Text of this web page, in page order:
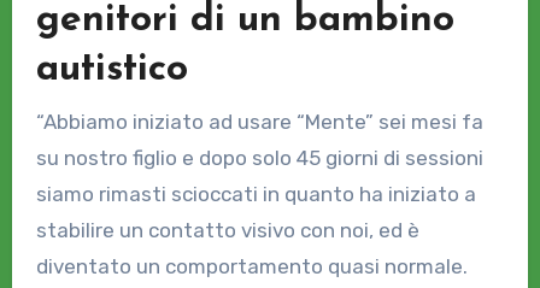
genitori di un bambino
autistico
“Abbiamo iniziato ad usare “Mente” sei mesi fa
su nostro figlio e dopo solo 45 giorni di sessioni
siamo rimasti scioccati in quanto ha iniziato a
stabilire un contatto visivo con noi, ed è
diventato un comportamento quasi normale.